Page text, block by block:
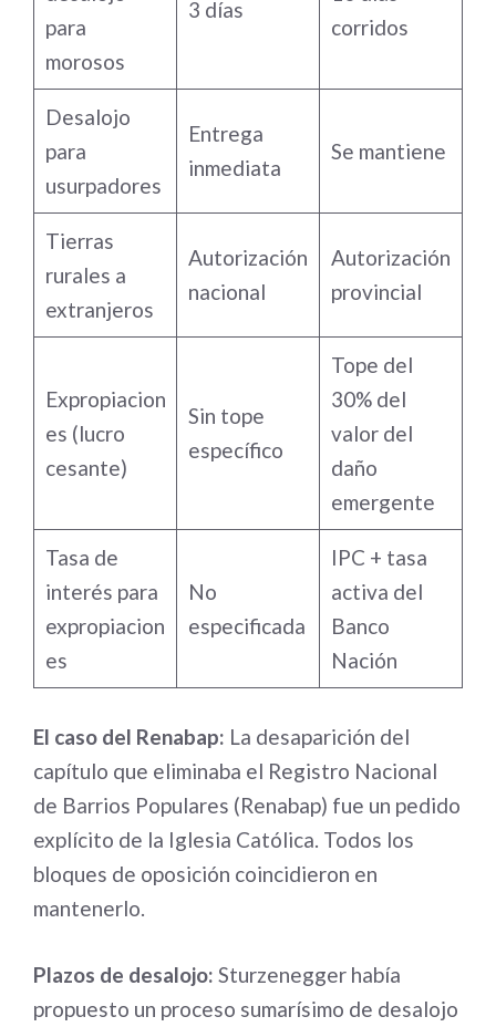
para
morosos
3 días
corridos
Desalojo
para
usurpadores
Entrega
inmediata
Se mantiene
Tierras
rurales a
extranjeros
Autorización
nacional
Autorización
provincial
Expropiacion
es (lucro
cesante)
Sin tope
específico
Tope del
30% del
valor del
daño
emergente
Tasa de
interés para
expropiacion
es
No
especificada
IPC + tasa
activa del
Banco
Nación
El caso del Renabap: La desaparición del
capítulo que eliminaba el Registro Nacional
de Barrios Populares (Renabap) fue un pedido
explícito de la Iglesia Católica. Todos los
bloques de oposición coincidieron en
mantenerlo.
Plazos de desalojo: Sturzenegger había
propuesto un proceso sumarísimo de desalojo